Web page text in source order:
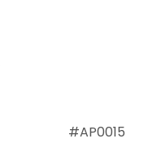
#AP0015